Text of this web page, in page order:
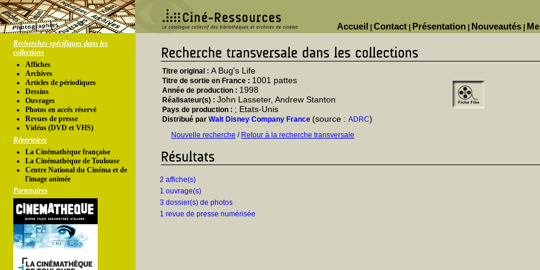
Nouveautés
Présentation
Contact
Accueil
Recherches spécifiques dans les
collections
Affiches
Archives
Articles de périodiques
Dessins
Ouvrages
Photos en accés réservé
Revues de presse
Vidéos (DVD et VHS)
Répertoires
La Cinémathèque française
La Cinémathèque de Toulouse
Centre National du Cinéma et de
l'image animée
Partenaires
Titre original : A Bug's Life
Titre de sortie en France : 1001 pattes
Année de production : 1998
Réalisateur(s) : John Lasseter, Andrew Stanton
Pays de production : ; Etats-Unis
Distribué par Walt Disney Company France (source : ADRC)
Nouvelle recherche / Retour à la recherche transversale
2 affiche(s)
1 ouvrage(s)
3 dossier(s) de photos
1 revue de presse numérisée